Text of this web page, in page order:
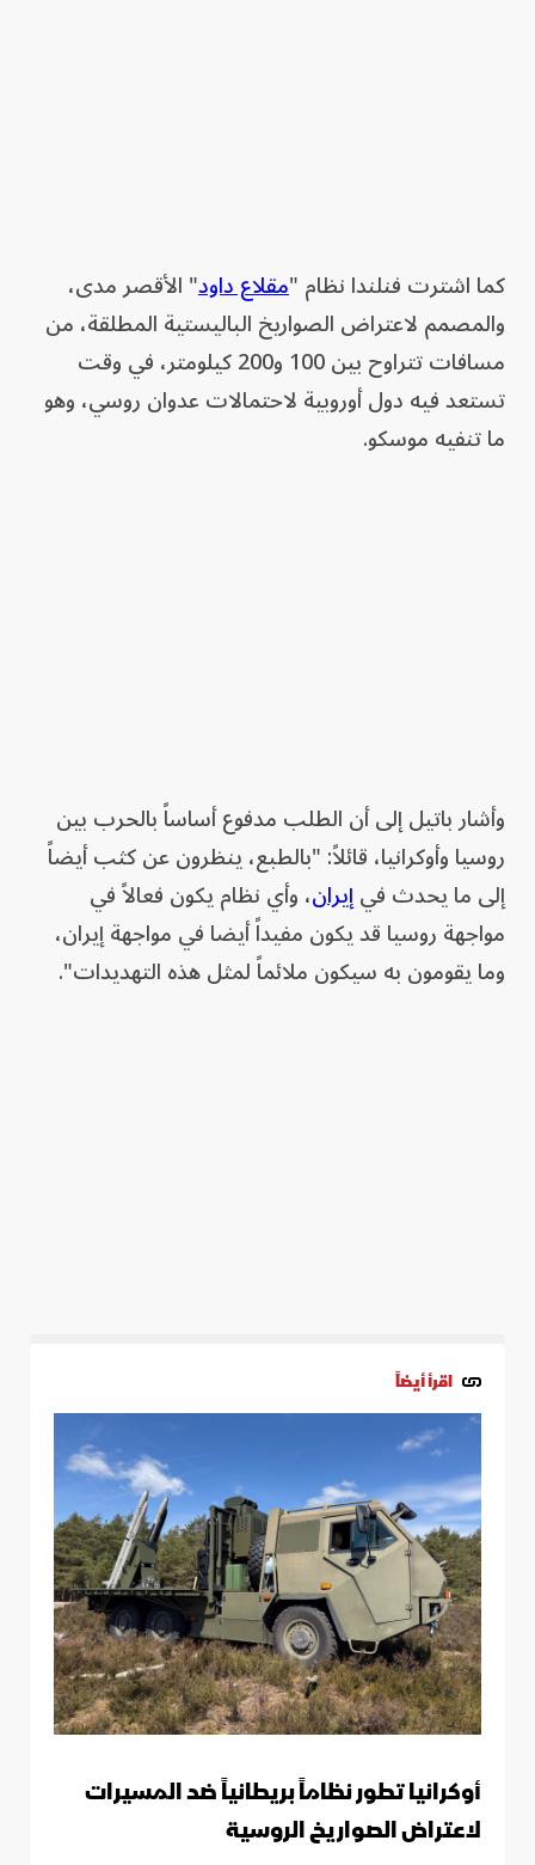
كما اشترت فنلندا نظام "مقلاع داود" الأقصر مدى،
والمصمم لاعتراض الصواريخ الباليستية المطلقة، من
مسافات تتراوح بين 100 و200 كيلومتر، في وقت
تستعد فيه دول أوروبية لاحتمالات عدوان روسي، وهو
ما تنفيه موسكو.
وأشار باتيل إلى أن الطلب مدفوع أساساً بالحرب بين
روسيا وأوكرانيا، قائلاً: "بالطبع، ينظرون عن كثب أيضاً
إلى ما يحدث فيإيران، وأي نظام يكون فعالاً في
مواجهة روسيا قد يكون مفيداً أيضا في مواجهة إيران،
وما يقومون به سيكون ملائماً لمثل هذه التهديدات".
اقرأ أيضاً
أوكرانيا تطور نظاماً بريطانياً ضد المسيرات
لاعتراض الصواريخ الروسية